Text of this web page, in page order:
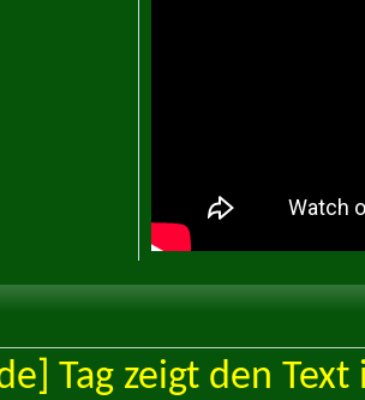
Tag zeigt den